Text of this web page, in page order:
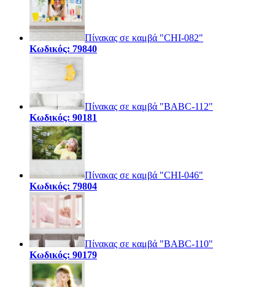
Πίνακας σε καμβά "CHI-082"
Κωδικός: 79840
Πίνακας σε καμβά "BABC-112"
Κωδικός: 90181
Πίνακας σε καμβά "CHI-046"
Κωδικός: 79804
Πίνακας σε καμβά "BABC-110"
Κωδικός: 90179